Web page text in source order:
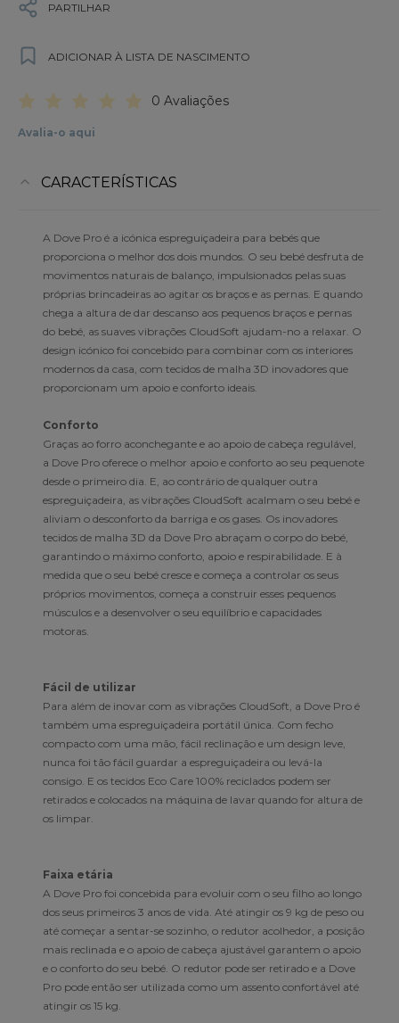
PARTILHAR
ADICIONAR À LISTA DE NASCIMENTO
0 Avaliações
Avalia-o aqui
CARACTERÍSTICAS
A Dove Pro é a icónica espreguiçadeira para bebés que
proporciona o melhor dos dois mundos. O seu bebé desfruta de
movimentos naturais de balanço, impulsionados pelas suas
próprias brincadeiras ao agitar os braços e as pernas. E quando
chega a altura de dar descanso aos pequenos braços e pernas
do bebé, as suaves vibrações CloudSoft ajudam-no a relaxar. O
design icónico foi concebido para combinar com os interiores
modernos da casa, com tecidos de malha 3D inovadores que
proporcionam um apoio e conforto ideais.
Conforto
Graças ao forro aconchegante e ao apoio de cabeça regulável,
a Dove Pro oferece o melhor apoio e conforto ao seu pequenote
desde o primeiro dia. E, ao contrário de qualquer outra
espreguiçadeira, as vibrações CloudSoft acalmam o seu bebé e
aliviam o desconforto da barriga e os gases. Os inovadores
tecidos de malha 3D da Dove Pro abraçam o corpo do bebé,
garantindo o máximo conforto, apoio e respirabilidade. E à
medida que o seu bebé cresce e começa a controlar os seus
próprios movimentos, começa a construir esses pequenos
músculos e a desenvolver o seu equilíbrio e capacidades
motoras.
Fácil de utilizar
Para além de inovar com as vibrações CloudSoft, a Dove Pro é
também uma espreguiçadeira portátil única. Com fecho
compacto com uma mão, fácil reclinação e um design leve,
nunca foi tão fácil guardar a espreguiçadeira ou levá-la
consigo. E os tecidos Eco Care 100% reciclados podem ser
retirados e colocados na máquina de lavar quando for altura de
os limpar.
Faixa etária
A Dove Pro foi concebida para evoluir com o seu filho ao longo
dos seus primeiros 3 anos de vida. Até atingir os 9 kg de peso ou
até começar a sentar-se sozinho, o redutor acolhedor, a posição
mais reclinada e o apoio de cabeça ajustável garantem o apoio
e o conforto do seu bebé. O redutor pode ser retirado e a Dove
Pro pode então ser utilizada como um assento confortável até
atingir os 15 kg.